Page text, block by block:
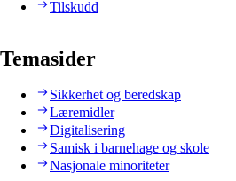
Tilskudd
Temasider
Sikkerhet og beredskap
Læremidler
Digitalisering
Samisk i barnehage og skole
Nasjonale minoriteter